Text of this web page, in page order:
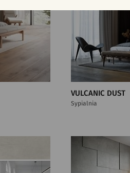
VULCANIC DUST
Sypialnia